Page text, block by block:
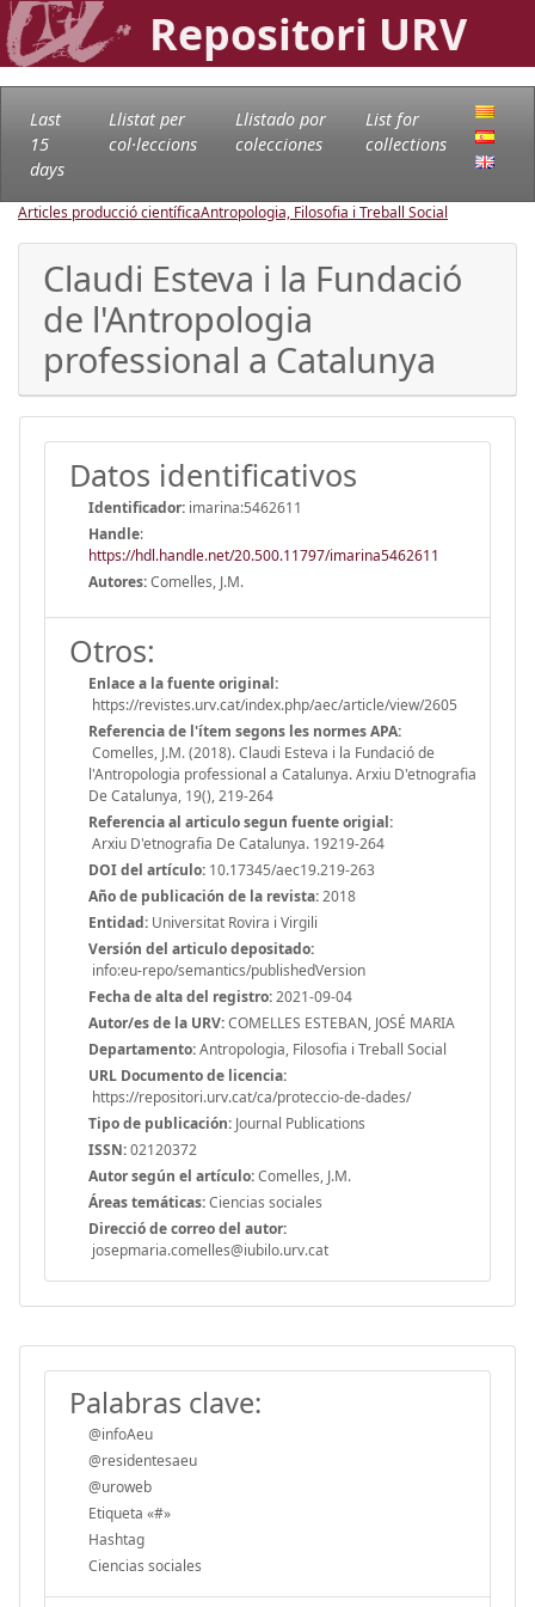
Repositori URV
Last
15
days
Llistat per
col·leccions
Llistado por
colecciones
List for
collections
Articles producció científicaAntropologia, Filosofia i Treball Social
Claudi Esteva i la Fundació
de l'Antropologia
professional a Catalunya
Datos identificativos
Identificador: imarina:5462611
Handle:
https://hdl.handle.net/20.500.11797/imarina5462611
Autores:Comelles, J.M.
Otros:
Enlace a la fuente original:
https://revistes.urv.cat/index.php/aec/article/view/2605
Referencia de l'ítem segons les normes APA:
Comelles, J.M. (2018). Claudi Esteva i la Fundació de
l'Antropologia professional a Catalunya. Arxiu D'etnografia
De Catalunya, 19(), 219-264
Referencia al articulo segun fuente origial:
Arxiu D'etnografia De Catalunya. 19219-264
DOI del artículo: 10.17345/aec19.219-263
Año de publicación de la revista:2018
Entidad: Universitat Rovira i Virgili
Versión del articulo depositado:
info:eu-repo/semantics/publishedVersion
Fecha de alta del registro:2021-09-04
Autor/es de la URV:COMELLES ESTEBAN, JOSÉ MARIA
Departamento:Antropologia, Filosofia i Treball Social
URL Documento de licencia:
https://repositori.urv.cat/ca/proteccio-de-dades/
Tipo de publicación: Journal Publications
ISSN:02120372
Autor según el artículo:Comelles, J.M.
Áreas temáticas:Ciencias sociales
Direcció de correo del autor:
josepmaria.comelles@iubilo.urv.cat
Palabras clave:
@infoAeu
@residentesaeu
@uroweb
Etiqueta «#»
Hashtag
Ciencias sociales